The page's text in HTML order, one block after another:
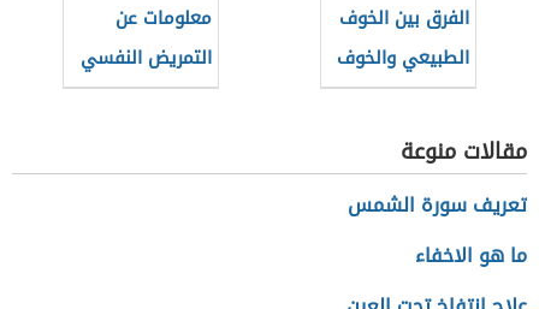
الفرق بين الخوف
الطبيعي والخوف
المرضي
معلومات عن
التمريض النفسي
(تمريض الصحة
مقالات منوعة
تعريف سورة الشمس
ما هو الاخفاء